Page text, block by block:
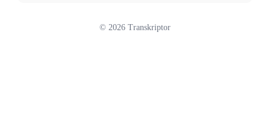
© 2026 Transkriptor